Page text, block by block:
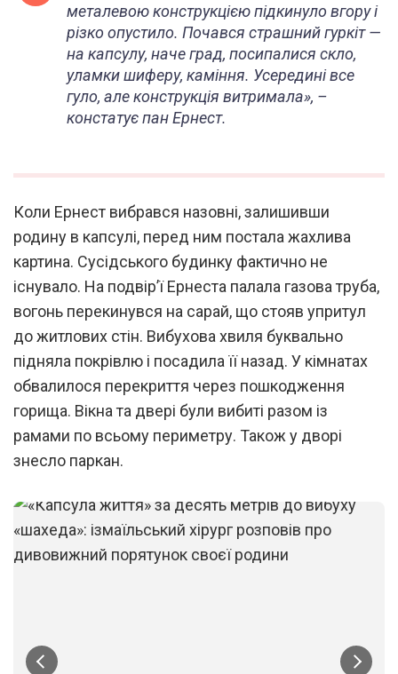
металевою конструкцією підкинуло вгору і
різко опустило. Почався страшний гуркіт —
на капсулу, наче град, посипалися скло,
уламки шиферу, каміння. Усередині все
гуло, але конструкція витримала», –
констатує пан Ернест.
Коли Ернест вибрався назовні, залишивши
родину в капсулі, перед ним постала жахлива
картина. Сусідського будинку фактично не
існувало. На подвір’ї Ернеста палала газова труба,
вогонь перекинувся на сарай, що стояв упритул
до житлових стін. Вибухова хвиля буквально
підняла покрівлю і посадила її назад. У кімнатах
обвалилося перекриття через пошкодження
горища. Вікна та двері були вибиті разом із
рамами по всьому периметру. Також у дворі
знесло паркан.